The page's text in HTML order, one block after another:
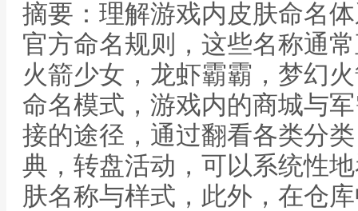
摘要：理解游戏内皮肤命名
官方命名规则，这些名称通
火箭少女，龙虾霸霸，梦幻
命名模式，游戏内的商城与
接的途径，通过翻看各类分
典，转盘活动，可以系统性
肤名称与样式，此外，在仓